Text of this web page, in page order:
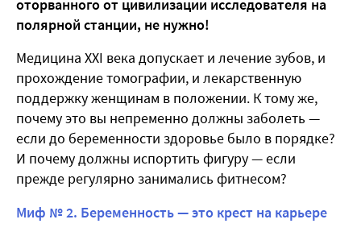
оторванного от цивилизации исследователя на
полярной станции, не нужно!
Медицина XXI века допускает и лечение зубов, и
прохождение томографии, и лекарственную
поддержку женщинам в положении. К тому же,
почему это вы непременно должны заболеть —
если до беременности здоровье было в порядке?
И почему должны испортить фигуру — если
прежде регулярно занимались фитнесом?
Миф № 2. Беременность — это крест на карьере